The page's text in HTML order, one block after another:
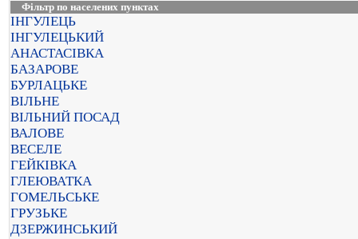
Фільтр по населених пунктах
ІНГУЛЕЦЬ
ІНГУЛЕЦЬКИЙ
АНАСТАСІВКА
БАЗАРОВЕ
БУРЛАЦЬКЕ
ВІЛЬНЕ
ВІЛЬНИЙ ПОСАД
ВАЛОВЕ
ВЕСЕЛЕ
ГЕЙКІВКА
ГЛЕЮВАТКА
ГОМЕЛЬСЬКЕ
ГРУЗЬКЕ
ДЗЕРЖИНСЬКИЙ